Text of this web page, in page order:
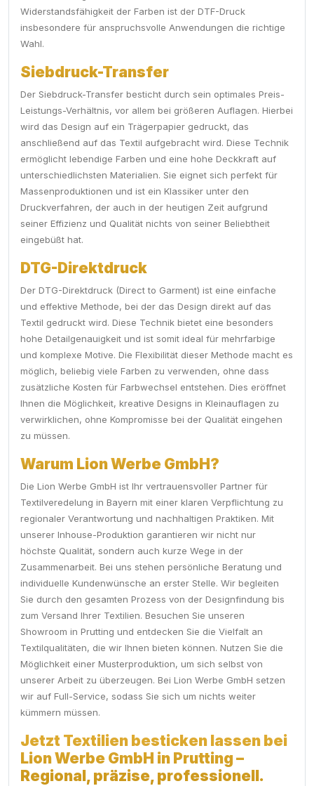
Widerstandsfähigkeit der Farben ist der DTF-Druck
insbesondere für anspruchsvolle Anwendungen die richtige
Wahl.
Siebdruck-Transfer
Der Siebdruck-Transfer besticht durch sein optimales Preis-
Leistungs-Verhältnis, vor allem bei größeren Auflagen. Hierbei
wird das Design auf ein Trägerpapier gedruckt, das
anschließend auf das Textil aufgebracht wird. Diese Technik
ermöglicht lebendige Farben und eine hohe Deckkraft auf
unterschiedlichsten Materialien. Sie eignet sich perfekt für
Massenproduktionen und ist ein Klassiker unter den
Druckverfahren, der auch in der heutigen Zeit aufgrund
seiner Effizienz und Qualität nichts von seiner Beliebtheit
eingebüßt hat.
DTG-Direktdruck
Der DTG-Direktdruck (Direct to Garment) ist eine einfache
und effektive Methode, bei der das Design direkt auf das
Textil gedruckt wird. Diese Technik bietet eine besonders
hohe Detailgenauigkeit und ist somit ideal für mehrfarbige
und komplexe Motive. Die Flexibilität dieser Methode macht es
möglich, beliebig viele Farben zu verwenden, ohne dass
zusätzliche Kosten für Farbwechsel entstehen. Dies eröffnet
Ihnen die Möglichkeit, kreative Designs in Kleinauflagen zu
verwirklichen, ohne Kompromisse bei der Qualität eingehen
zu müssen.
Warum Lion Werbe GmbH?
Die Lion Werbe GmbH ist Ihr vertrauensvoller Partner für
Textilveredelung in Bayern mit einer klaren Verpflichtung zu
regionaler Verantwortung und nachhaltigen Praktiken. Mit
unserer Inhouse-Produktion garantieren wir nicht nur
höchste Qualität, sondern auch kurze Wege in der
Zusammenarbeit. Bei uns stehen persönliche Beratung und
individuelle Kundenwünsche an erster Stelle. Wir begleiten
Sie durch den gesamten Prozess von der Designfindung bis
zum Versand Ihrer Textilien. Besuchen Sie unseren
Showroom in Prutting und entdecken Sie die Vielfalt an
Textilqualitäten, die wir Ihnen bieten können. Nutzen Sie die
Möglichkeit einer Musterproduktion, um sich selbst von
unserer Arbeit zu überzeugen. Bei Lion Werbe GmbH setzen
wir auf Full-Service, sodass Sie sich um nichts weiter
kümmern müssen.
Jetzt Textilien besticken lassen bei
Lion Werbe GmbH in Prutting –
Regional, präzise, professionell.